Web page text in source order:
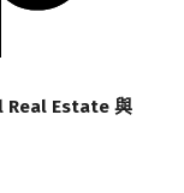
Real Estate 與